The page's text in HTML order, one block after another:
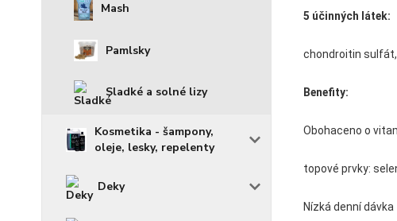
Mash
Pamlsky
Sladké a solné lizy
Kosmetika - šampony,
oleje, lesky, repelenty
Deky
5 účinných látek:
chondroitin
Benefity:
Obohaceno o
topové prvky:
Nízká denní dávka